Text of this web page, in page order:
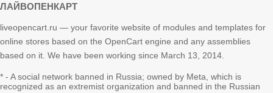
ЛАЙВОПЕНКАРТ
liveopencart.ru — your favorite website of modules and templates for
online stores based on the OpenCart engine and any assemblies
based on it. We have been working since March 13, 2014.
* - A social network banned in Russia; owned by Meta, which is
recognized as an extremist organization and banned in the Russian